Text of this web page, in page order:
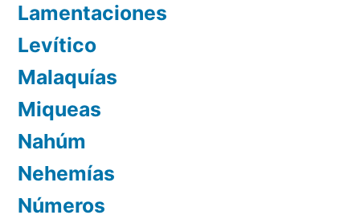
Lamentaciones
Levítico
Malaquías
Miqueas
Nahúm
Nehemías
Números